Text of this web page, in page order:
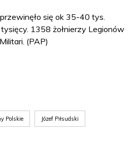
się ok 35-40 tys.
tysięcy. 1358 żołnierzy Legionów
(PAP)
Polskie Józef Piłsudski